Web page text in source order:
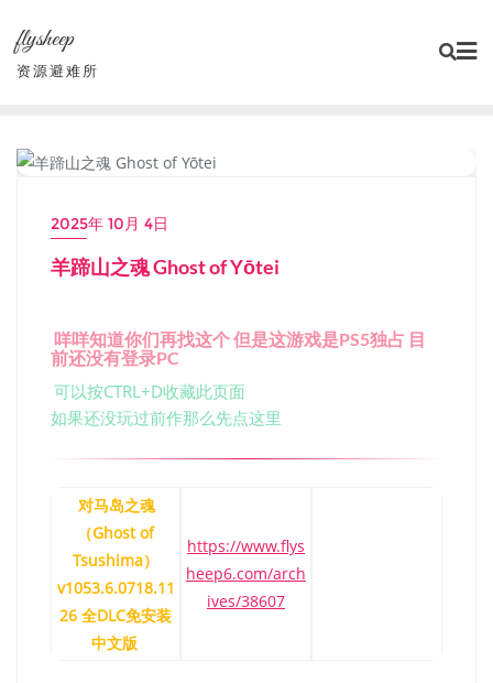
content
flysheep
资源避难所
2025年 10月 4日
羊蹄山之魂 Ghost of Yōtei
咩咩知道你们再找这个 但是这游戏是PS5独占 目
前还没有登录PC
可以按CTRL+D收藏此页面
如果还没玩过前作那么先点这里
对马岛之魂
（Ghost of
Tsushima）
v1053.6.0718.11
26 全DLC免安装
中文版
https://www.flys
heep6.com/arch
ives/38607